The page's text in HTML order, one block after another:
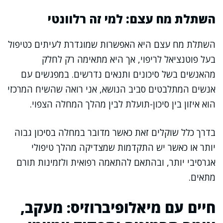
השתלת מח עצם: למי זה רלוונטי
השתלת מח עצם היא האפשרות שמוגדרת לעיתים כטיפול
בעל פוטנציאל לריפוי, אך היא מתאימה רק לחלק
מהאנשים בשל סיכונים ותנאים נדרשים. במפגשים עם
אנשים המתלבטים סביב הנושא, אני רואה שהשיח המרכזי
הוא איזון בין סיכון-תועלת לבין מהלך המחלה הצפוי.
בדרך כלל שוקלים זאת כאשר מדובר במחלה בסיכון גבוה
יותר או כאשר יש התקדמות שמצדיקה מהלך טיפולי
אגרסיבי יותר, ובהתאם להתאמה רפואית ולזמינות תורם
מתאים.
חיים עם מיאלופיברוזיס: מעקב,